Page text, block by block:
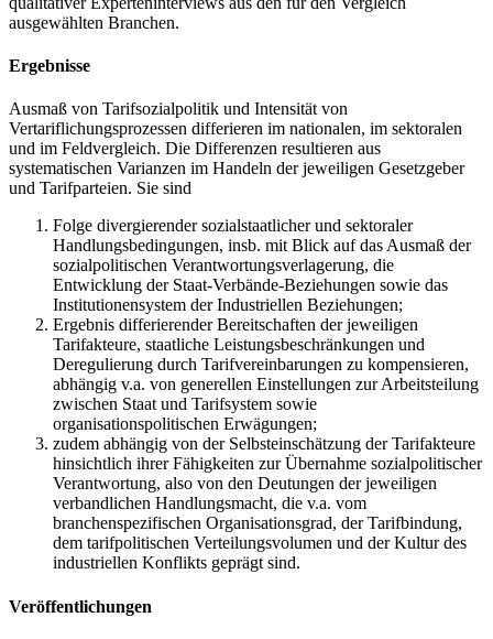
ausgewählten Branchen.
Ergebnisse
Ausmaß von Tarifsozialpolitik und Intensität von
Vertariflichungsprozessen differieren im nationalen, im sektoralen
und im Feldvergleich. Die Differenzen resultieren aus
systematischen Varianzen im Handeln der jeweiligen Gesetzgeber
und Tarifparteien. Sie sind
Folge divergierender sozialstaatlicher und sektoraler
Handlungsbedingungen, insb. mit Blick auf das Ausmaß der
sozialpolitischen Verantwortungsverlagerung, die
Entwicklung der Staat-Verbände-Beziehungen sowie das
Institutionensystem der Industriellen Beziehungen;
Ergebnis differierender Bereitschaften der jeweiligen
Tarifakteure, staatliche Leistungsbeschränkungen und
Deregulierung durch Tarifvereinbarungen zu kompensieren,
abhängig v.a. von generellen Einstellungen zur Arbeitsteilung
zwischen Staat und Tarifsystem sowie
organisationspolitischen Erwägungen;
zudem abhängig von der Selbsteinschätzung der Tarifakteure
hinsichtlich ihrer Fähigkeiten zur Übernahme sozialpolitischer
Verantwortung, also von den Deutungen der jeweiligen
verbandlichen Handlungsmacht, die v.a. vom
branchenspezifischen Organisationsgrad, der Tarifbindung,
dem tarifpolitischen Verteilungsvolumen und der Kultur des
industriellen Konflikts geprägt sind.
Veröffentlichungen